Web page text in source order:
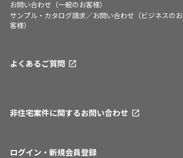
お問い合わせ（一般のお客様）
サンプル・カタログ請求／お問い合わせ（ビジネスのお
客様）
よくあるご質問
非住宅案件に関するお問い合わせ
ログイン・新規会員登録